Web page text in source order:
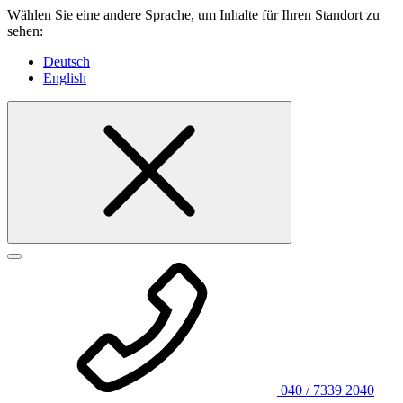
Wählen Sie eine andere Sprache, um Inhalte für Ihren Standort zu
sehen:
Deutsch
English
040 / 7339 2040